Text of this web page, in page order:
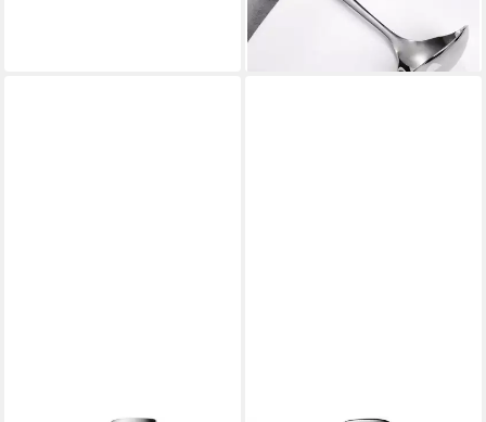
lieferbar - in 2-3 Werktagen bei dir